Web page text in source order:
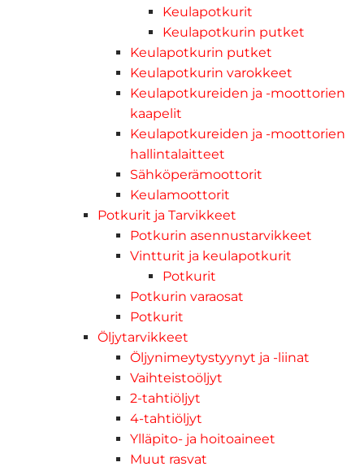
Keulapotkurit
Keulapotkurin putket
Keulapotkurin putket
Keulapotkurin varokkeet
Keulapotkureiden ja -moottorien
kaapelit
Keulapotkureiden ja -moottorien
hallintalaitteet
Sähköperämoottorit
Keulamoottorit
Potkurit ja Tarvikkeet
Potkurin asennustarvikkeet
Vintturit ja keulapotkurit
Potkurit
Potkurin varaosat
Potkurit
Öljytarvikkeet
Öljynimeytystyynyt ja -liinat
Vaihteistoöljyt
2-tahtiöljyt
4-tahtiöljyt
Ylläpito- ja hoitoaineet
Muut rasvat